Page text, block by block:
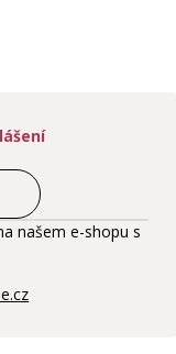
našem e-shopu s